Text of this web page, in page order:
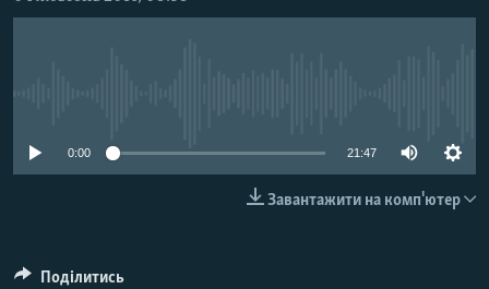
ВСЕ ЗА ДЕНЬ
СВІДЧЕННЯ ОКУПАЦІЇ
Русский
0:00 21:47
Завантажити на комп'ютер
Поділитись